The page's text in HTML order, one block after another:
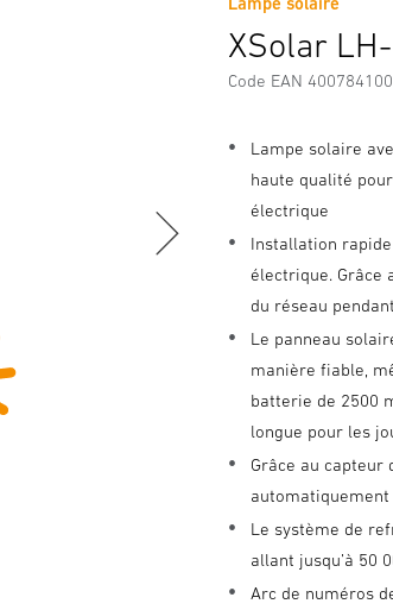
XSolar
Code EAN
Lampe solaire
haute qualité
électrique
Installation
électrique. Grâce
du réseau
Le panneau
manière fiable,
batterie de 2500
longue pour les
Grâce au capteur
Le système de
allant jusqu’à 50
Arc de numéros
Consignes de Sécurité et Avertissements